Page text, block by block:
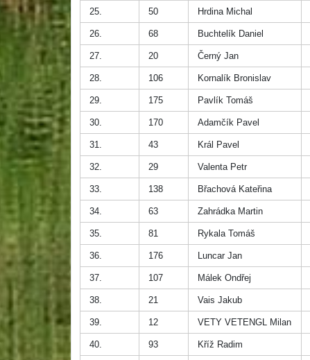
25. 50 Hrdina Michal
26. 68 Buchtelík Daniel
27. 20 Černý Jan
28. 106 Kornalík Bronislav
29. 175 Pavlík Tomáš
30. 170 Adamčík Pavel
31. 43 Král Pavel
32. 29 Valenta Petr
33. 138 Břachová Kateřina
34. 63 Zahrádka Martin
35. 81 Rykala Tomáš
36. 176 Luncar Jan
37. 107 Málek Ondřej
38. 21 Vais Jakub
39. 12 VETY VETENGL Milan
40. 93 Kříž Radim